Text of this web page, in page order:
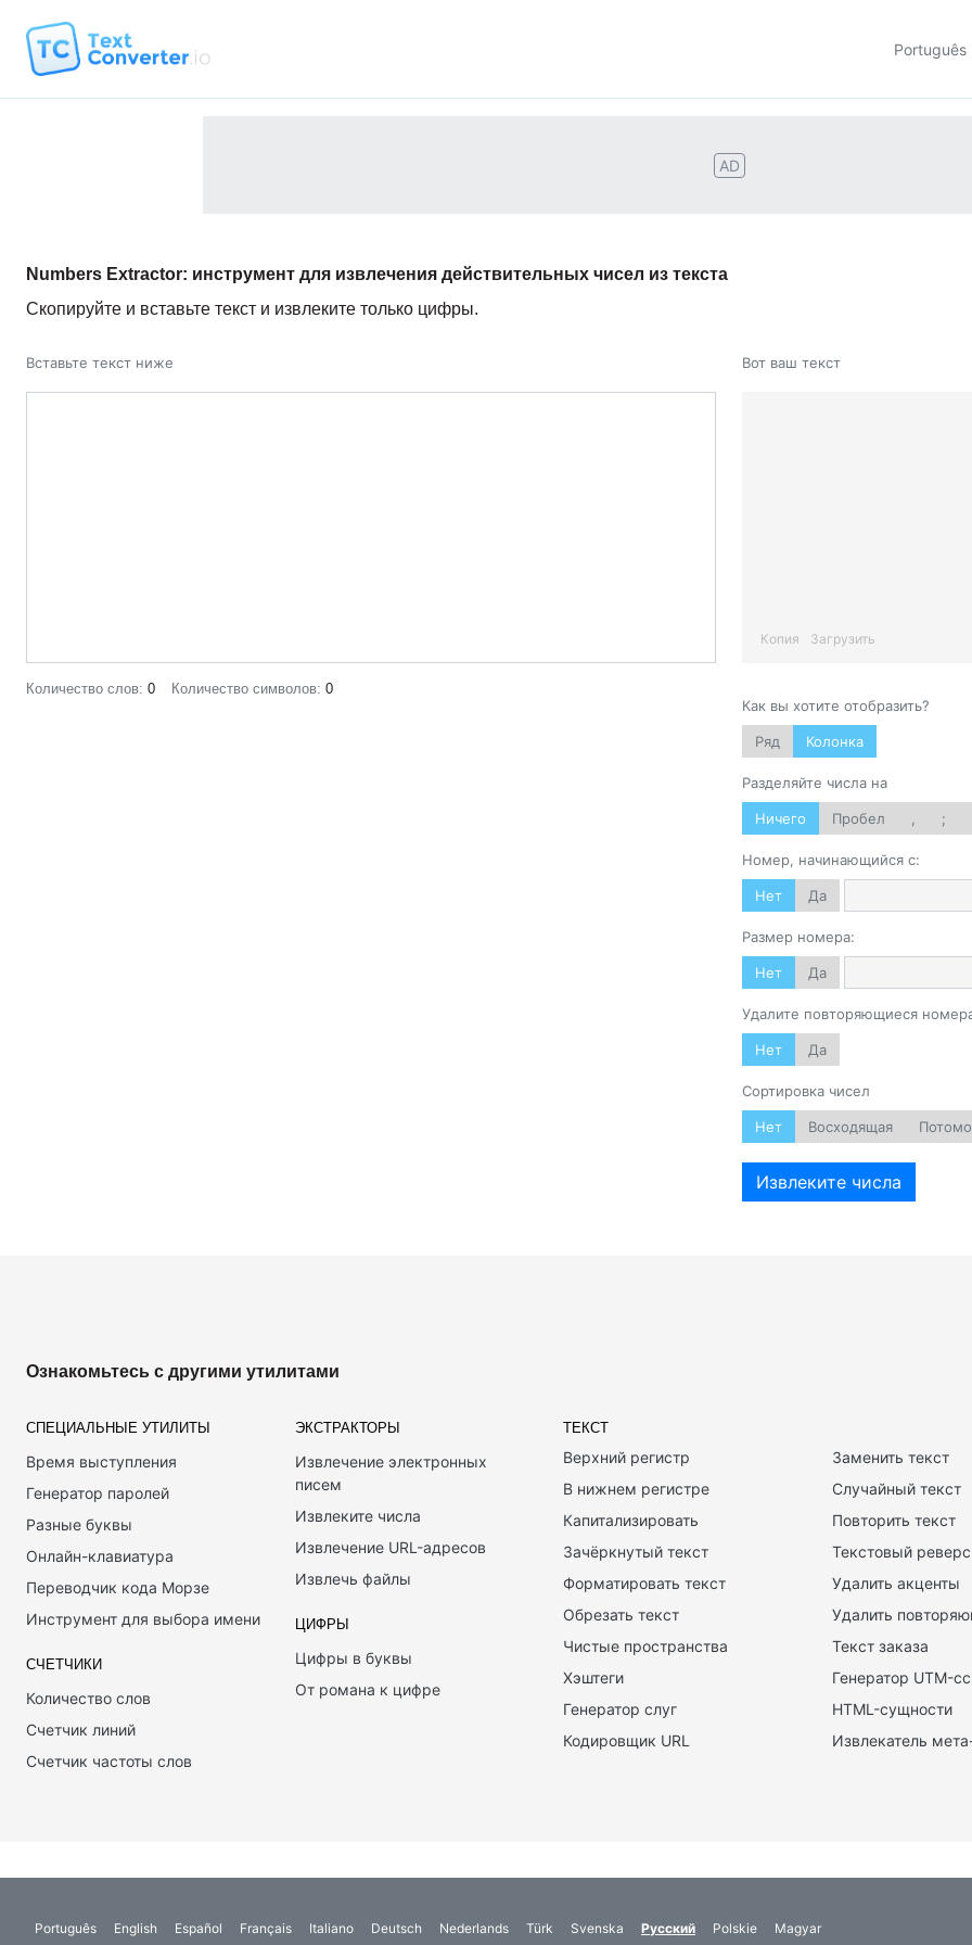
Português
AD
Numbers Extractor: инструмент для извлечения действительных чисел из текста
Скопируйте и вставьте текст и извлеките только цифры.
Вставьте текст ниже
Количество слов: 0 Количество символов: 0
Вот ваш текст
Копия Загрузить
Как вы хотите отобразить?
Ряд Колонка
Разделяйте числа на
Ничего Пробел ;
Номер, начинающийся с:
Нет Да
Размер номера:
Нет Да
Удалите повторяющиеся
Нет Да
Сортировка чисел
Нет Восходящая
Извлеките числа
Ознакомьтесь с другими утилитами
СПЕЦИАЛЬНЫЕ УТИЛИТЫ
Время выступления
Генератор паролей
Разные буквы
Онлайн-клавиатура
Переводчик кода Морзе
Инструмент для выбора имени
СЧЕТЧИКИ
Количество слов
Счетчик линий
Счетчик частоты слов
ЭКСТРАКТОРЫ
Извлечение электронных
писем
Извлеките числа
Извлечение URL-адресов
Извлечь файлы
ЦИФРЫ
Цифры в буквы
От романа к цифре
ТЕКСТ
Верхний регистр
В нижнем регистре
Капитализировать
Зачёркнутый текст
Форматировать текст
Обрезать текст
Чистые пространства
Хэштеги
Генератор слуг
Кодировщик URL
Заменить текст
Случайный текст
Повторить текст
Текстовый реверс
Удалить акценты
Удалить
Текст заказа
Генератор UTM-
HTML-сущности
Извлекатель
Português English Español Français Italiano Deutsch Nederlands Türk Svenska Русский Polskie Magyar